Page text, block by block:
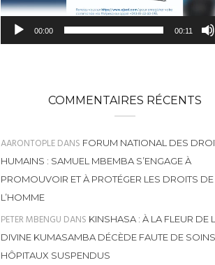
00:00 00:11
COMMENTAIRES RÉCENTS
AARONTOPLEDANS FORUM NATIONAL DES
HUMAINS : SAMUEL MBEMBA S’ENGAGE À
PROMOUVOIR ET À PROTÉGER LES DROITS DE
L’HOMME
PETER MBENGU DANS KINSHASA : À LA FLEUR DE
DIVINE KUMASAMBA DÉCÈDE FAUTE DE
HÔPITAUX SUSPENDUS